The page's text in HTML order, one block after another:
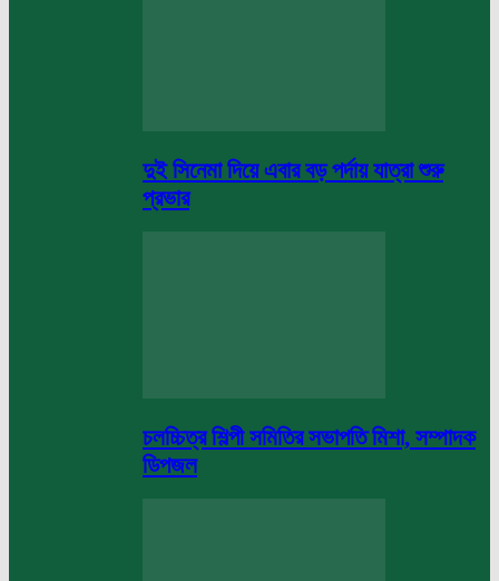
দুই সিনেমা দিয়ে এবার বড় পর্দায় যাত্রা শুরু
প্রভার
চলচ্চিত্র শিল্পী সমিতির সভাপতি মিশা, সম্পাদক
ডিপজল